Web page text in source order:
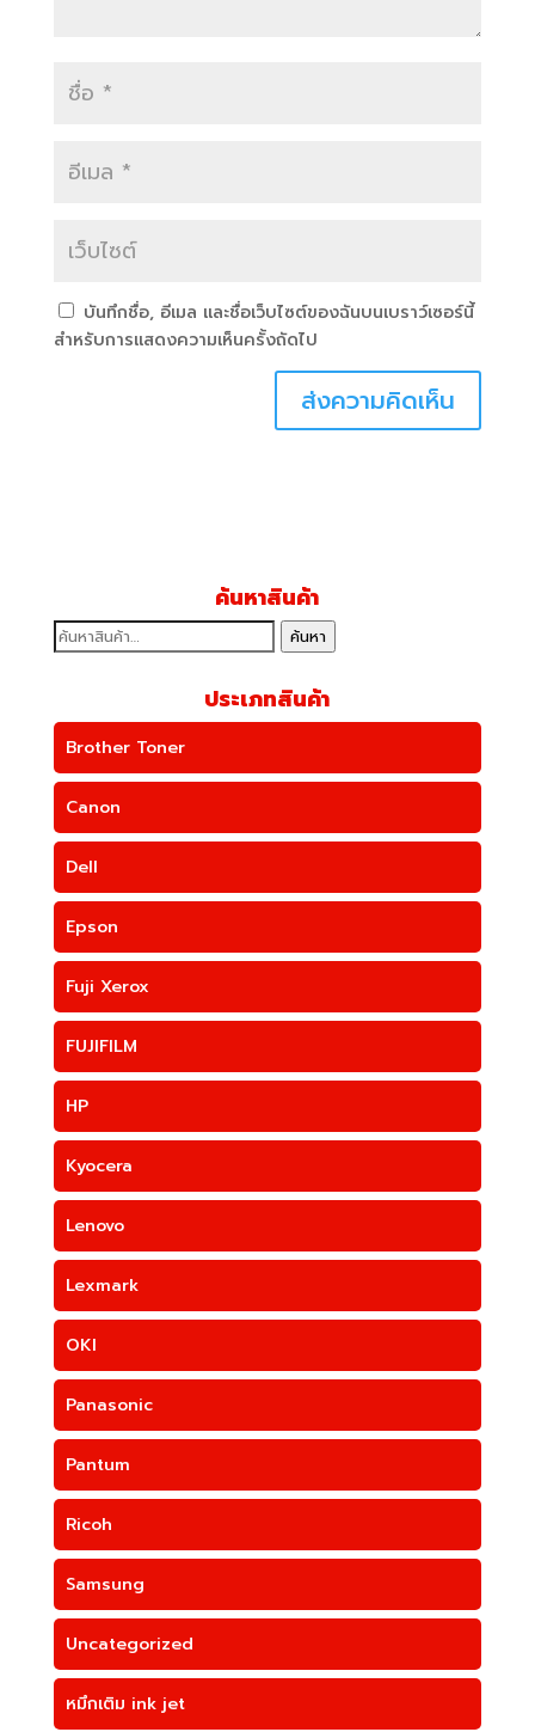
บันทึกชื่อ, อีเมล และชื่อเว็บไซต์ของฉันบนเบราว์เซอร์นี้
สำหรับการแสดงความเห็นครั้งถัดไป
ค้นหาสินค้า
ค้นหา: ค้นหา
ประเภทสินค้า
Brother Toner
Canon
Dell
Epson
Fuji Xerox
FUJIFILM
HP
Kyocera
Lenovo
Lexmark
OKI
Panasonic
Pantum
Ricoh
Samsung
Uncategorized
หมึกเติม ink jet